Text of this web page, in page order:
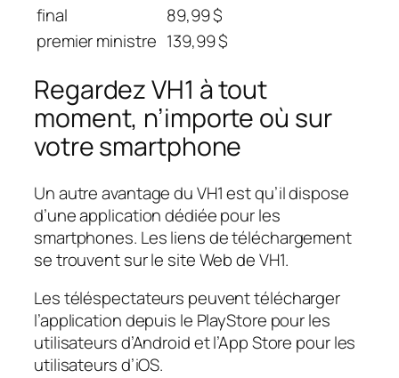
final
89,99 $
premier ministre 139,99 $
Regardez VH1 à tout
moment, n’importe où sur
votre smartphone
Un autre avantage du VH1 est qu’il dispose
d’une application dédiée pour les
smartphones. Les liens de téléchargement
se trouvent sur le site Web de VH1.
Les téléspectateurs peuvent télécharger
l’application depuis le PlayStore pour les
utilisateurs d’Android et l’App Store pour les
utilisateurs d’iOS.